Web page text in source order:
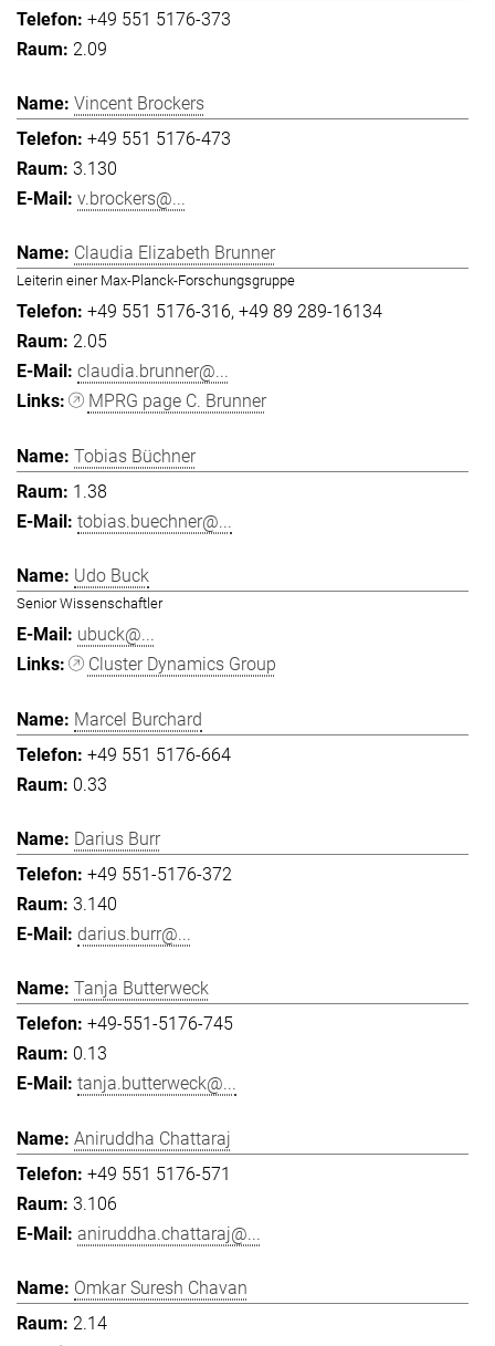
+49 551 5176-373
2.09
Vincent Brockers
+49 551 5176-473
3.130
v.brockers@...
Claudia Elizabeth Brunner
Leiterin einer Max-Planck-Forschungsgruppe
+49 551 5176-316 +49 89 289-16134
2.05
claudia.brunner@...
MPRG page C. Brunner
Tobias Büchner
1.38
tobias.buechner@...
Udo Buck
Senior Wissenschaftler
ubuck@...
Cluster Dynamics Group
Marcel Burchard
+49 551 5176-664
0.33
Darius Burr
+49 551-5176-372
3.140
darius.burr@...
Tanja Butterweck
+49-551-5176-745
0.13
tanja.butterweck@...
Aniruddha Chattaraj
+49 551 5176-571
3.106
aniruddha.chattaraj@...
Omkar Suresh Chavan
2.14